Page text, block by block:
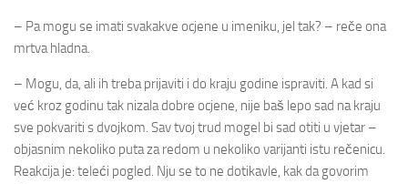
– Pa mogu se imati svakakve ocjene u imeniku, jel tak? – reče ona
mrtva hladna.
– Mogu, da, ali ih treba prijaviti i do kraju godine ispraviti. A kad si
već kroz godinu tak nizala dobre ocjene, nije baš lepo sad na kraju
sve pokvariti s dvojkom. Sav tvoj trud mogel bi sad otiti u vjetar –
objasnim nekoliko puta za redom u nekoliko varijanti istu rečenicu.
Reakcija je: teleći pogled. Nju se to ne dotikavle, kak da govorim